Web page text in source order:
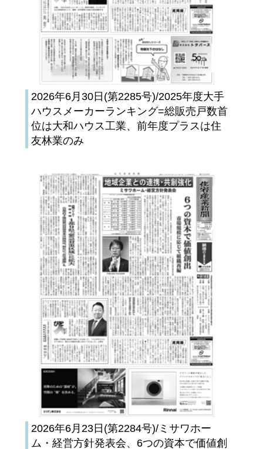
2026年6月30日(第2285号)/2025年度大手
ハウスメーカーランキング=総販売戸数首
位は大和ハウス工業、前年度プラスは住
友林業のみ
2026年6月23日(第2284号)/ミサワホー
ム・経営方針発表会、6つの資本で価値創